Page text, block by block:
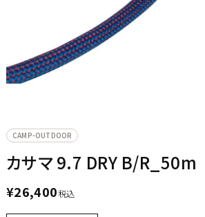
CAMP-OUTDOOR
カサマ 9.7 DRY B/R_50m
¥26,400税込